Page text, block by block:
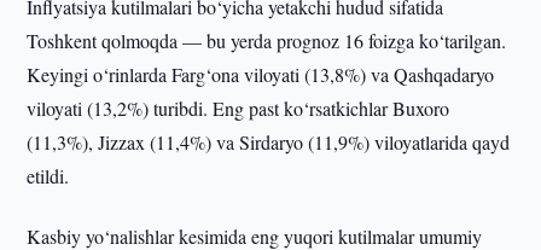
Inflyatsiya kutilmalari bo‘yicha yetakchi hudud sifatida
Toshkent qolmoqda — bu yerda prognoz 16 foizga ko‘tarilgan.
Keyingi o‘rinlarda Farg‘ona viloyati (13,8%) va Qashqadaryo
viloyati (13,2%) turibdi. Eng past ko‘rsatkichlar Buxoro
(11,3%), Jizzax (11,4%) va Sirdaryo (11,9%) viloyatlarida qayd
etildi.
Kasbiy yo‘nalishlar kesimida eng yuqori kutilmalar umumiy